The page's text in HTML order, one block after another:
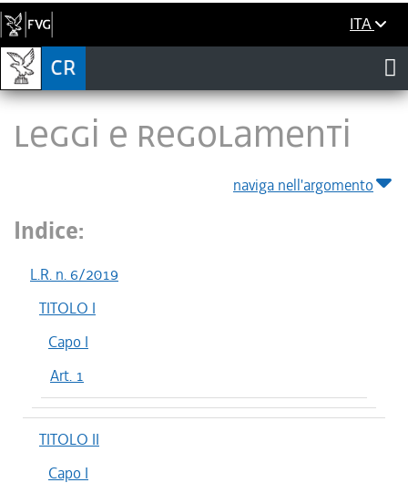
ITA
LEGGI E REGOLAMENTI
naviga nell'argomento
Indice:
L.R. n. 6/2019
TITOLO I
Capo I
Art. 1
TITOLO II
Capo I